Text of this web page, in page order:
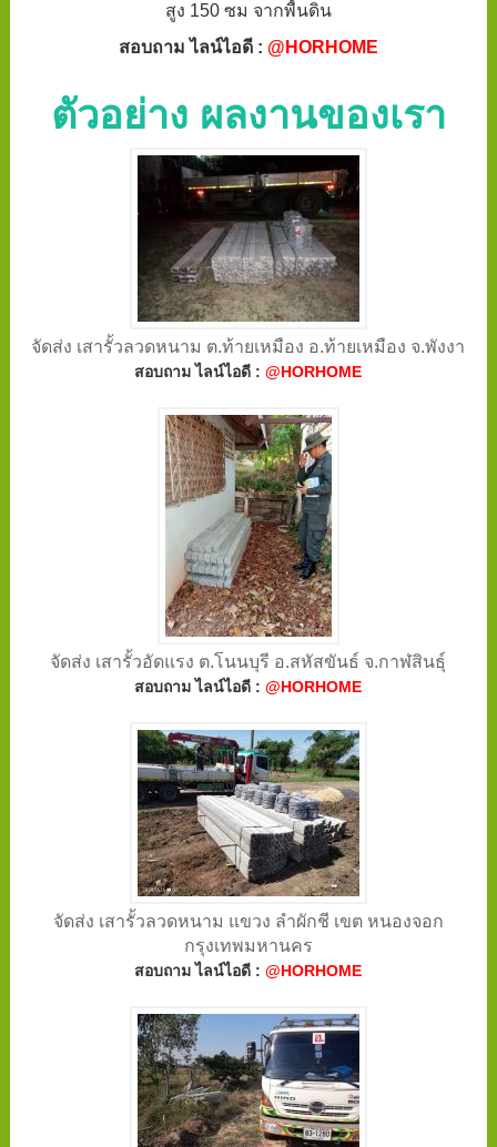
สูง 150 ซม จากพื้นดิน
สอบถาม ไลน์ไอดี : @HORHOME
ตัวอย่าง ผลงานของเรา
จัดส่ง เสารั้วลวดหนาม ต.ท้ายเหมือง อ.ท้ายเหมือง จ.พังงา
สอบถาม ไลน์ไอดี :@HORHOME
จัดส่ง เสารั้วอัดแรง ต.โนนบุรี อ.สหัสขันธ์ จ.กาฬสินธุ์
สอบถาม ไลน์ไอดี :@HORHOME
จัดส่ง เสารั้วลวดหนาม แขวง ลำผักชี เขต หนองจอก
กรุงเทพมหานคร
สอบถาม ไลน์ไอดี :@HORHOME